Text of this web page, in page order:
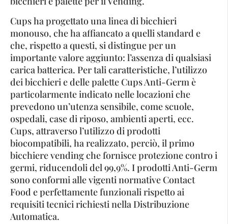
Cups ha progettato una linea di bicchieri
monouso, che ha affiancato a quelli standard e
che, rispetto a questi, si distingue per un
importante valore aggiunto: l’assenza di qualsiasi
carica batterica. Per tali caratteristiche, l’utilizzo
dei bicchieri e delle palette Cups Anti-Germ è
particolarmente indicato nelle locazioni che
prevedono un’utenza sensibile, come scuole,
ospedali, case di riposo, ambienti aperti, ecc.
Cups, attraverso l’utilizzo di prodotti
biocompatibili, ha realizzato, perciò, il primo
bicchiere vending che fornisce protezione contro i
germi, riducendoli del 99,9%. I prodotti Anti-Germ
sono conformi alle vigenti normative Contact
Food e perfettamente funzionali rispetto ai
requisiti tecnici richiesti nella Distribuzione
Automatica.